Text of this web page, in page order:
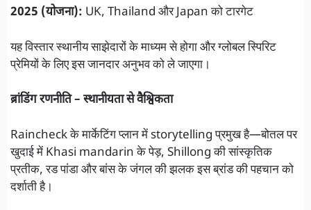
2025 (योजना): UK, Thailand और Japan को टारगेट
यह विस्तार स्थानीय साझेदारों के माध्यम से होगा और ग्लोबल स्पिरिट
प्रेमियों के लिए इस जानदार अनुभव को ले जाएगा।
ब्रांडिंग रणनीति – स्थानीयता से वैश्विकता
Raincheck के मार्केटिंग प्लान में storytelling प्रमुख है—बोतल पर
खुदाई में Khasi mandarin के पेड़, Shillong की सांस्कृतिक
प्रतीक, रड पांडा और बांस के जंगल की झलक इस ब्रांड की पहचान को
दर्शाती है।